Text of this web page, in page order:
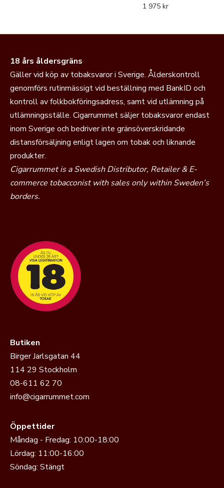
1 975 kr
18 års åldersgräns
Gäller vid köp av tobaksvaror i Sverige. Ålderskontroll
genomförs rutinmässigt vid beställning med BankID och
kontroll av folkbokföringsadress, samt vid utlämning på
utlämningsställe. Cigarrummet säljer tobaksvaror endast
inom Sverige och bedriver inte gränsöverskridande
distansförsäljning enligt lagen om tobak och liknande
produkter.
Cigarrummet is a Swedish Distributor, Retailer & E-
commerce tobacconist with sales only within Sweden’s
borders.
Butiken
Birger Jarlsgatan 44
114 29 Stockholm
08-611 62 70
info@cigarrummet.com
Öppettider
Måndag - Fredag: 10:00-18:00
Lördag: 11:00-16:00
Söndag: Stängt